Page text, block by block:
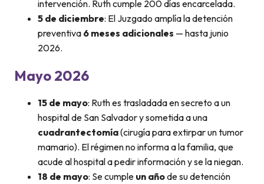
intervención. Ruth cumple 200 días encarcelada.
5 de diciembre: El Juzgado amplía la detención
preventiva 6 meses adicionales — hasta junio
2026.
Mayo 2026
15 de mayo: Ruth es trasladada en secreto a un
hospital de San Salvador y sometida a una
cuadrantectomía(cirugía para extirpar un tumor
mamario). El régimen no informa a la familia, que
acude al hospital a pedir información y se la niegan.
18 de mayo: Se cumple un añode su detención